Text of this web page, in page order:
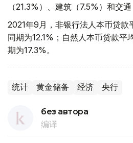
（21.3%）、建筑（7.5%）和交通
2021年9月，非银行法人本币贷款
同期为12.1%；自然人本币贷款平
期为17.3%。
统计 黄金储备 经济 央行
без автора
编译